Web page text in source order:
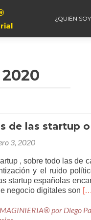
¿QUIÉN
2020
de las startup
3, 2020
, sobre todo las de
y el ruido
startup españolas
negocio digitales son
de
por Diego